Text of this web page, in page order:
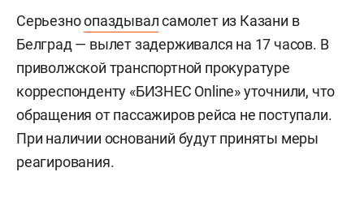
Серьезноопаздывалсамолет из Казани в
Белград — вылет задерживался на 17 часов. В
приволжской транспортной прокуратуре
корреспонденту «БИЗНЕС Online» уточнили, что
обращения от пассажиров рейса не поступали.
При наличии оснований будут приняты меры
реагирования.